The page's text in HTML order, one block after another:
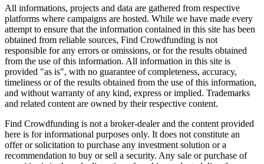
All informations, projects and data are gathered from respective
platforms where campaigns are hosted. While we have made every
attempt to ensure that the information contained in this site has been
obtained from reliable sources, Find Crowdfunding is not
responsible for any errors or omissions, or for the results obtained
from the use of this information. All information in this site is
provided "as is", with no guarantee of completeness, accuracy,
timeliness or of the results obtained from the use of this information,
and without warranty of any kind, express or implied. Trademarks
and related content are owned by their respective content.
Find Crowdfunding is not a broker-dealer and the content provided
here is for informational purposes only. It does not constitute an
offer or solicitation to purchase any investment solution or a
recommendation to buy or sell a security. Any sale or purchase of